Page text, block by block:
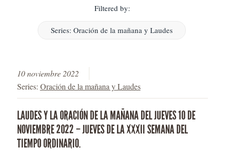
Filtered by:
Series: Oración de la mañana y Laudes
10 noviembre 2022
Series: Oración de la mañana y Laudes
LAUDES Y LA ORACIÓN DE LA MAÑANA DEL JUEVES 10 DE
NOVIEMBRE 2022 – JUEVES DE LA XXXII SEMANA DEL
TIEMPO ORDINARIO.